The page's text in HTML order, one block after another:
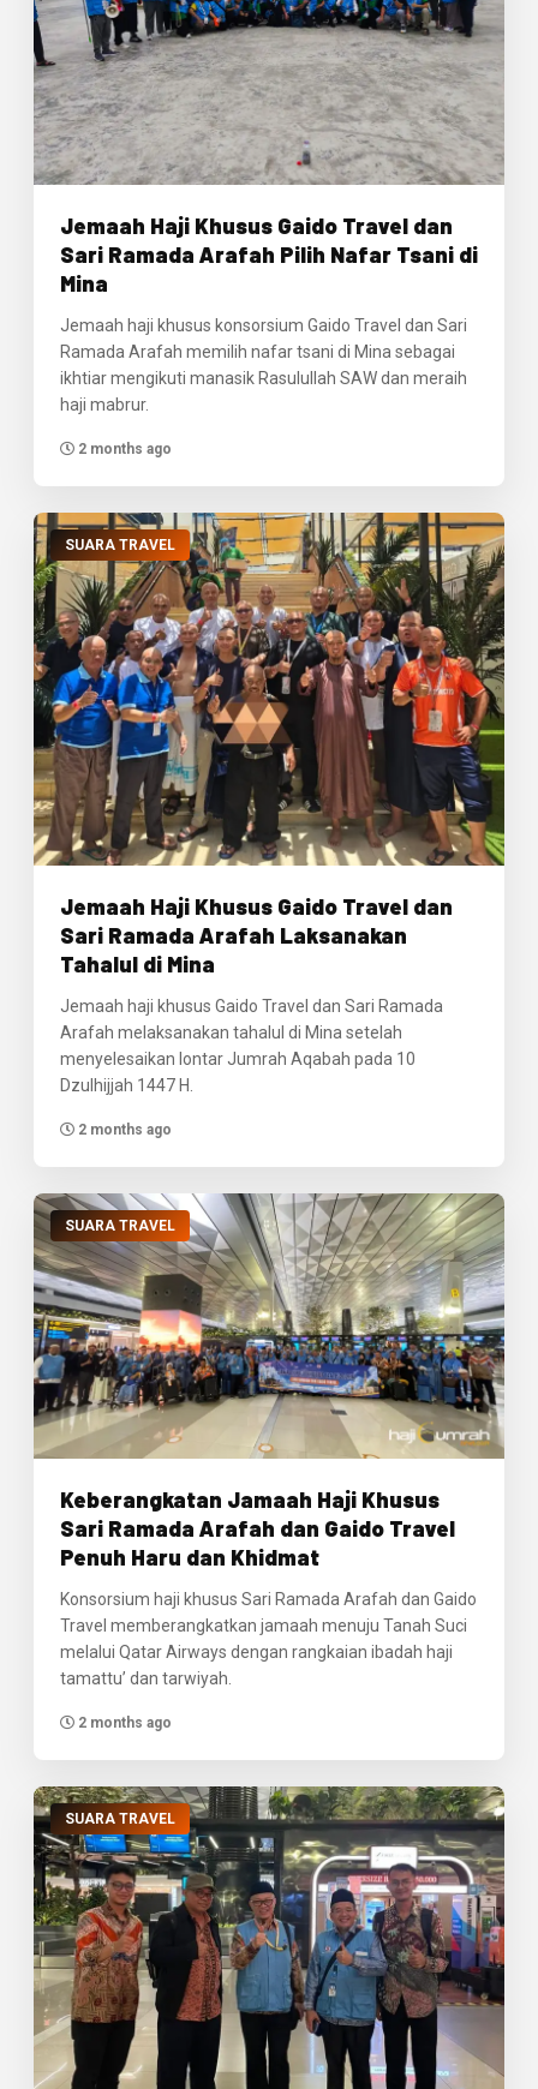
Jemaah Haji Khusus Gaido Travel dan
Sari Ramada Arafah Pilih Nafar Tsani di
Mina
Jemaah haji khusus konsorsium Gaido Travel dan Sari
Ramada Arafah memilih nafar tsani di Mina sebagai
ikhtiar mengikuti manasik Rasulullah SAW dan meraih
haji mabrur.
2 months ago
SUARA TRAVEL
Jemaah Haji Khusus Gaido Travel dan
Sari Ramada Arafah Laksanakan
Tahalul di Mina
Jemaah haji khusus Gaido Travel dan Sari Ramada
Arafah melaksanakan tahalul di Mina setelah
menyelesaikan lontar Jumrah Aqabah pada 10
Dzulhijjah 1447 H.
2 months ago
SUARA TRAVEL
Keberangkatan Jamaah Haji Khusus
Sari Ramada Arafah dan Gaido Travel
Penuh Haru dan Khidmat
Konsorsium haji khusus Sari Ramada Arafah dan Gaido
Travel memberangkatkan jamaah menuju Tanah Suci
melalui Qatar Airways dengan rangkaian ibadah haji
tamattu’ dan tarwiyah.
2 months ago
SUARA TRAVEL